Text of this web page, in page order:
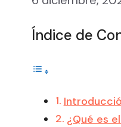
Índice de
¿Qué es